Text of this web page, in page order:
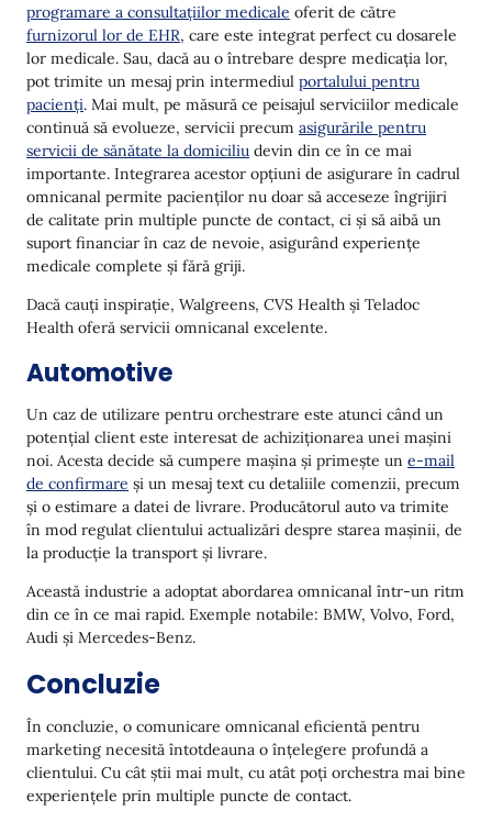
programare a consultațiilor medicale oferit de către
furnizorul lor de EHR, care este integrat perfect cu dosarele
lor medicale. Sau, dacă au o întrebare despre medicația lor,
pot trimite un mesaj prin intermediul portalului pentru
pacienți. Mai mult, pe măsură ce peisajul serviciilor medicale
continuă să evolueze, servicii precum asigurările pentru
servicii de sănătate la domiciliu devin din ce în ce mai
importante. Integrarea acestor opțiuni de asigurare în cadrul
omnicanal permite pacienților nu doar să acceseze îngrijiri
de calitate prin multiple puncte de contact, ci și să aibă un
suport financiar în caz de nevoie, asigurând experiențe
medicale complete și fără griji.
Dacă cauți inspirație, Walgreens, CVS Health și Teladoc
Health oferă servicii omnicanal excelente.
Automotive
Un caz de utilizare pentru orchestrare este atunci când un
potențial client este interesat de achiziționarea unei mașini
noi. Acesta decide să cumpere mașina și primește un e-mail
de confirmare și un mesaj text cu detaliile comenzii, precum
și o estimare a datei de livrare. Producătorul auto va trimite
în mod regulat clientului actualizări despre starea mașinii, de
la producție la transport și livrare.
Această industrie a adoptat abordarea omnicanal într-un ritm
din ce în ce mai rapid. Exemple notabile: BMW, Volvo, Ford,
Audi și Mercedes-Benz.
Concluzie
În concluzie, o comunicare omnicanal eficientă pentru
marketing necesită întotdeauna o înțelegere profundă a
clientului. Cu cât știi mai mult, cu atât poți orchestra mai bine
experiențele prin multiple puncte de contact.